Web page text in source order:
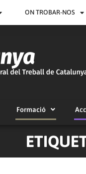
ON TROBAR-NOS
Formació